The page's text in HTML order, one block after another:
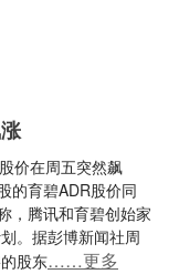
价在周五突然飙
的育碧ADR股价同
，腾讯和育碧创始家
。据彭博新闻社周
股东……更多